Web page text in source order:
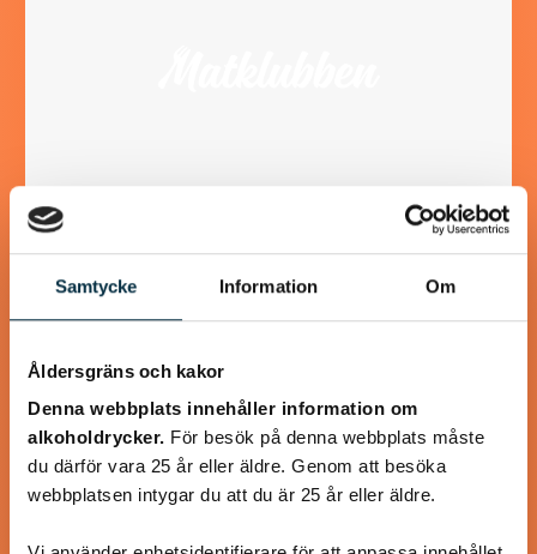
Samtycke Information Om
Åldersgräns och kakor
Denna webbplats innehåller information om
alkoholdrycker. För besök på denna webbplats måste
du därför vara 25 år eller äldre. Genom att besöka
webbplatsen intygar du att du är 25 år eller äldre.
En längtan till Turkisk mat
@heartfriend